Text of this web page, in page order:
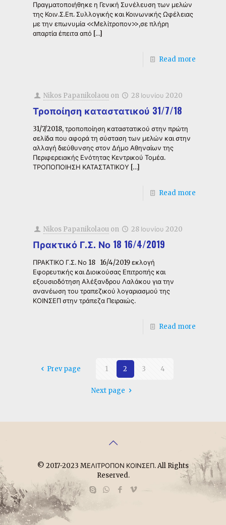
Πραγματοποιήθηκε η Γενική Συνέλευση των μελών
της Κοιν.Σ.Επ. Συλλογικής και Κοινωνικής Ωφέλειας
με την επωνυμία <<Μελίτροπον>>,σε πλήρη
απαρτία έπειτα από […]
Read more
Nikos Papanikolaou on 28 Ιουνίου 2020
Τροποίηση καταστατικού 31/7/18
31/7/2018, τροποποίηση καταστατικού στην πρώτη
σελίδα που αφορά τη σύσταση των μελών και στην
αλλαγή διεύθυνσης στον Δήμο Αθηναίων της
Περιφερειακής Ενότητας Κεντρικού Τομέα.
ΤΡΟΠΟΠΟΙΗΣΗ ΚΑΤΑΣΤΑΤΙΚΟΥ […]
Read more
Nikos Papanikolaou on 28 Ιουνίου 2020
Πρακτικό Γ.Σ. Νο 18 16/4/2019
ΠΡΑΚΤΙΚΟ Γ.Σ. Νο 18 16/4/2019 εκλογή
Εφορευτικής και Διοικούσας Επιτροπής και
εξουσιοδότηση Αλέξανδρου Λαλάκου για την
ανανέωση του τραπεζικού λογαριασμού της
ΚΟΙΝΣΕΠ στην τράπεζα Πειραιώς.
Read more
Prev page 1 2 3 4
Next page
© 2017-2023 MΕΛΙΤΡΟΠΟΝ ΚΟΙΝΣΕΠ. All Rights
Reserved.